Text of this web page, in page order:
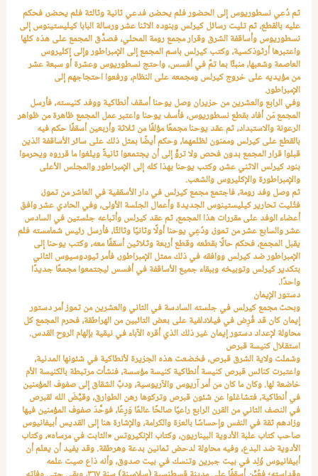
ثم دُعي نسطوريوس إلى الحضور فلم يحضر، فدعي ثانية وثالثة فلم يحضر، فحكم
عليه بالقطع، ثم تليت رسائل كيرلس وبنوده الاثنا عشر ورسالة البابا كيليستينوس إلى
نسطوريوس وأساقفة الشرق وقرار مجمع رومة المحلي، فصدَّق المجمع على هذه كلها
واعتبرها أرثوذكسية، وكتب كيرلس باسم المجمع إلى الإمبراطور وإلى إكليروس
العاصمة وشعبها، منبئًا بما تمَّ في أفسس، واحتج نسطوريوس وعشرة أو سبعة عشر
من مؤيديه على خروج كيرلس ومجمعه على النظام، ورفعوا احتجاجهم إلى
الإمبراطور.
وفي الرابع والعشرين من حزيران وصل يوحنا أسقف أنطاكية ووفد كنيسته، فأرسل
المجمع مَن أفاد بقطع نسطوريوس، فأسف يوحنا واعتبر عمل المجمع ظاهرة من ظواهر
الرعونة والاستبداد، ثم عقد يوحنا مجمعًا مؤلفًا من ثلاثة وأربعين أسقفًا حكم فيه
بالقطع على كيرلس وممنون لظلمهما، وحكم أيضًا بمثل ذلك على سائر الأساقفة الذين
قبلوا قرار المجمع بدون فحص ولا تروٍّ إلى أن يجتمعوا ثانيةً ويلغوا ما قرروه ويحرموا
بنود كيرلس الاثني عشر، وكتب يوحنا بهذا كله إلى الإمبراطور والمجلس الأعلى
والإمبراطورة والإكليروس والشعب.
ثم وصل وفد رومة، فاجتمع مجمع كيرلس في دار الأسقفية في العاشر من تموز،
فتُليت تحارير كيليستينوس الجديدة وأعمال الجلسة الأولى، وفي الحادي عشر وافق
أعضاء الوفد على مقررات هذا المجمع، ثم عقد كيرلس وأتباعه جلستين في السادس
عشر والسابع عشر من تموز، ودُعِي يوحنا أولًا وثانيًا وثالثًا، فأرسل رئيس شمامسته فلم
يقبل المجمع، فحكم حالًا بقطعه وقطع أربعة وثلاثين أسقفًا معه، وكتب يوحنا إلى
الإمبراطور ضد كيرلس ووافقه في ذلك ممثل الإمبراطور، فأمر ثيودوسيوس الثاني
بتكدير كيرلس وتوبيخه وببقاء جميع الأساقفة في أفسس ليجتمعوا مجمعًا جديدًا
واحدًا.
دستور الإيمان
وبحث مجمع كيرلس في جلسته السادسة في الثاني والعشرين من تموز أمر دستور
إيمان كان قد فُرِض في فيلادلفية على بعض التائبين من الهراطقة، فحرم المجمع كل
محاولة لإعداد دستور إيمان غير ذلك الذي أقره الآباء في نيقية بإلهام الروح القدس.
استقلال كنيسة قبرص
وشملت ولاية الشرق قبرص، فخضعت هذه الجزيرة لأنطاكية في شئونها المدنية،
واعتبرت كنائس قبرص كنيسة أنطاكية كنيسة مؤسسة، فنشأت مرتبطة بالكنيسة الأم
خاضعة لها. وكان ما كان من أمر آريوس والآريوسية، ودبَّ الشقاق إلى صفوف المؤمنين
في أنطاكية، فتشاغلوا عن شئون قبرص وتركوها رهن الطوارق، وقيَّضَ الله لقبرص
في النصف الثاني من القرن الرابع راعيًا صالحًا عالمًا وَرِعًا، فوحَّدَ صفوف المؤمنين فيها
وزادهم ثقة في النفس وإحساسًا بالعزة والكرامة، والإشارة هنا إلى القديس أبيفانيوس
صاحب كتاب علبة الأدوية البيناريون، وكتاب الإنكيروتس «الثابت في مرساه»، وكتاب
الأدوية ضد البدع، وفيه محاولة لدحض ثمانين بدعة وهرطقة. وقد يفيد أن يعلم أن
أبيفانيوس وُلِد في بيت جبرين وتنسك في بيت صدوق، وأنه ذاع صيت علمه